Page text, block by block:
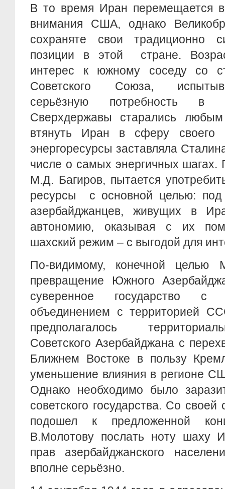
В то время Иран перемещается
внимания США, однако
сохраняте свои традиционно
позиции в этой стране.
интерес к южному соседу со
Советского Союза,
серьёзную потребность в
Сверхдержавы старались
втянуть Иран в сферу своего
энергоресурсы заставляла
числе о самых энергичных шагах.
М.Д. Багиров, пытается
ресурсы с основной целью:
азербайджанцев, живущих в
автономию, оказывая с их
шахский режим – с выгодой для
По-видимому, конечной целью
превращение Южного
суверенное государство с
объединением с территорией
предполагалось
Советского Азербайджана с
Ближнем Востоке в пользу
уменьшение влияния в регионе
Однако необходимо было
советского государства. Со
подошел к предложенной
В.Молотову послать ноту шаху
прав азербайджанского
вполне серьёзно.